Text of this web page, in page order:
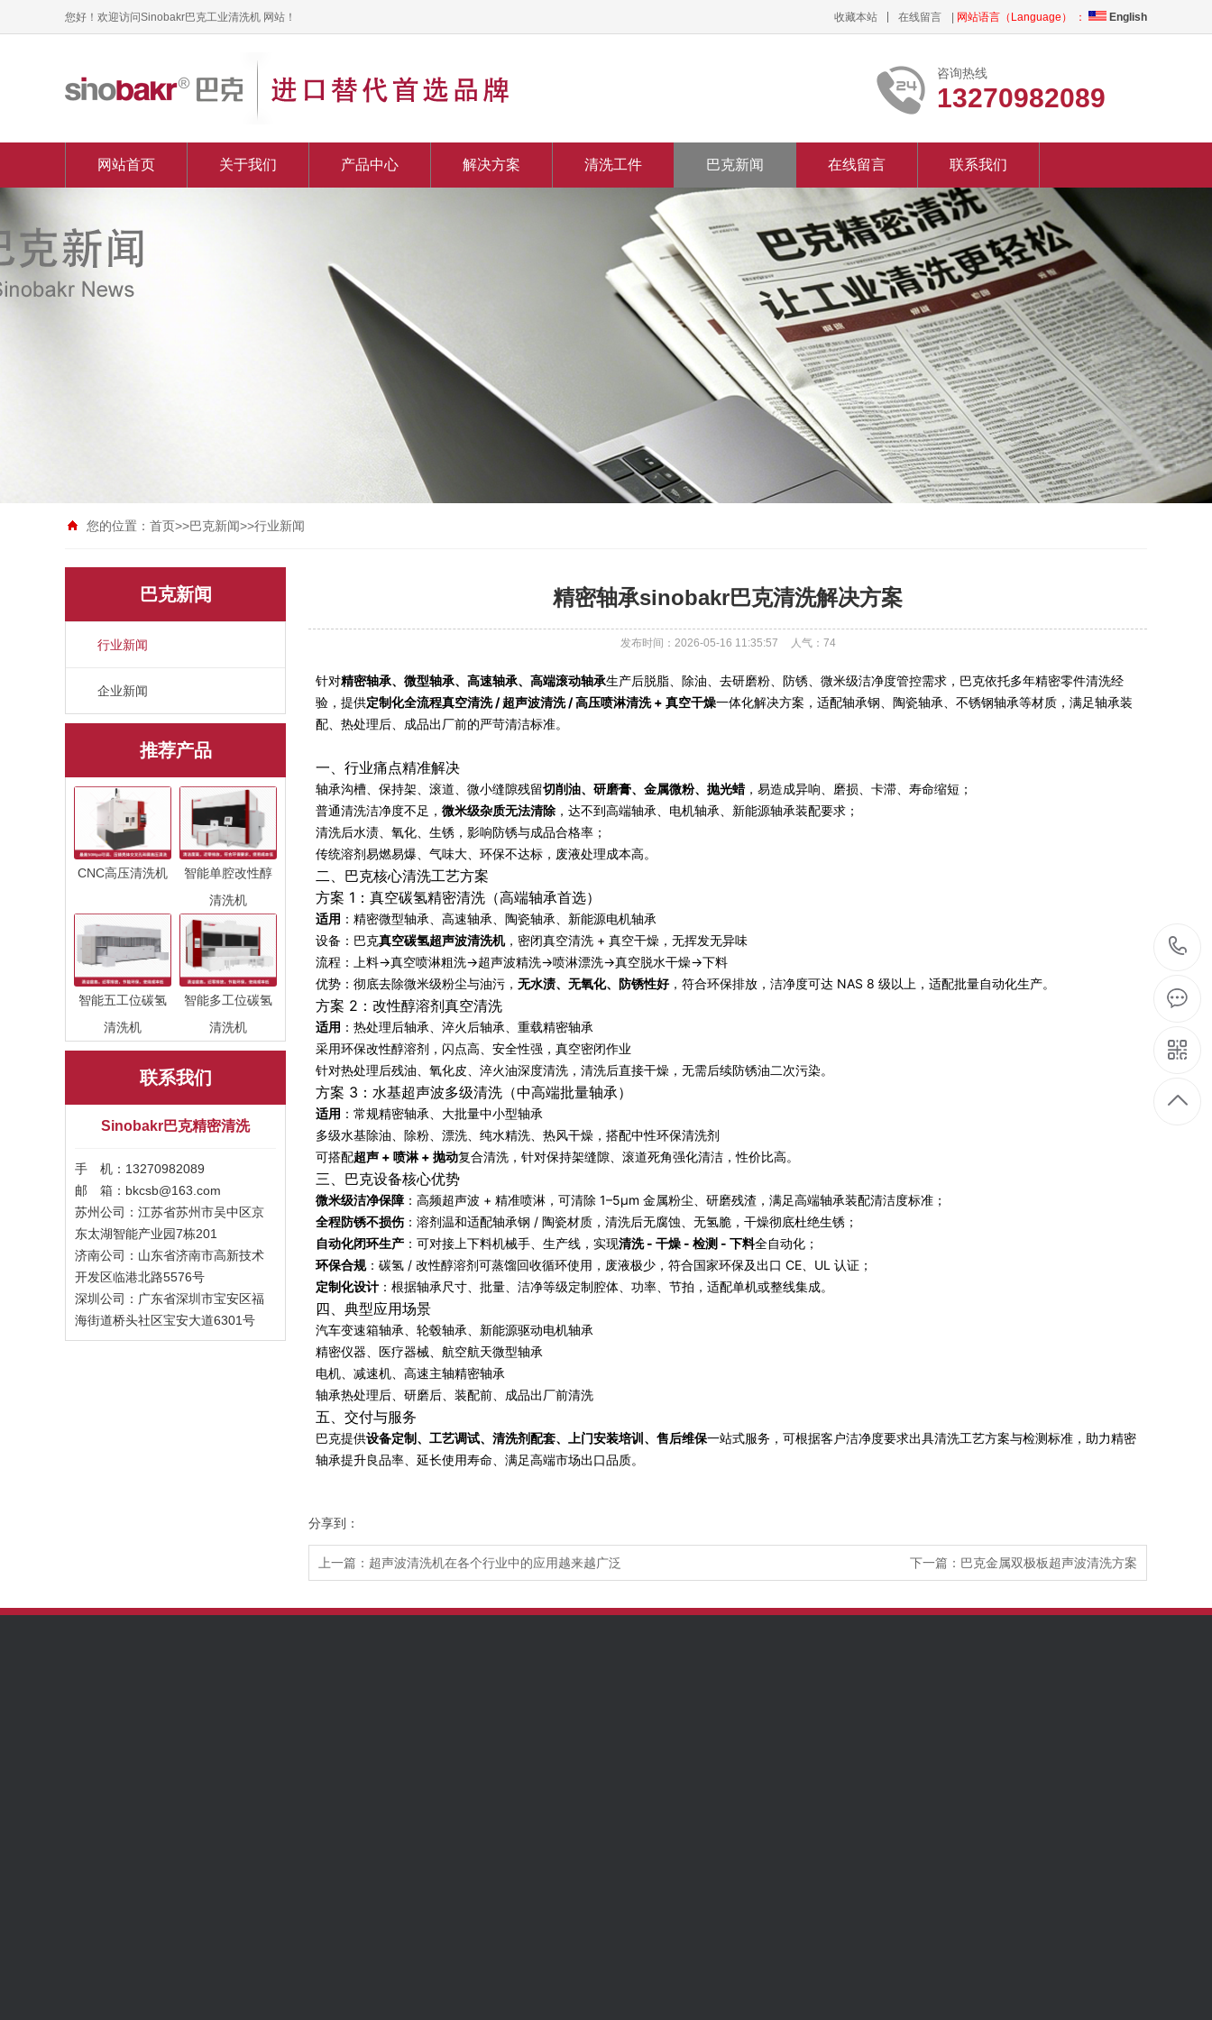
您好！欢迎访问Sinobakr巴克工业清洗机 网站！ 收藏本站 在线留言 网站语言（Language） ： English
咨询热线
13270982089
网站首页 关于我们 产品中心 解决方案 清洗工件 巴克新闻 在线留言 联系我们
您的位置： 首页>>巴克新闻>>行业新闻
巴克新闻
行业新闻
企业新闻
推荐产品
CNC高压清洗机
智能单腔改性醇
清洗机
智能五工位碳氢
清洗机
智能多工位碳氢
清洗机
联系我们
Sinobakr巴克精密清洗
手 机：13270982089
邮 箱：bkcsb@163.com
苏州公司：江苏省苏州市吴中区京
东太湖智能产业园7栋201
济南公司：山东省济南市高新技术
开发区临港北路5576号
深圳公司：广东省深圳市宝安区福
海街道桥头社区宝安大道6301号
精密轴承sinobakr巴克清洗解决方案
发布时间：2026-05-16 11:35:57 人气： 74
针对精密轴承、微型轴承、高速轴承、高端滚动轴承生产后脱脂、除油、去研磨粉、防锈、微米级洁净度管控需求，巴克依托多年精密零件清洗经
验，提供定制化全流程真空清洗 / 超声波清洗 / 高压喷淋清洗 + 真空干燥一体化解决方案，适配轴承钢、陶瓷轴承、不锈钢轴承等材质，满足轴承装
配、热处理后、成品出厂前的严苛清洁标准。
一、行业痛点精准解决
轴承沟槽、保持架、滚道、微小缝隙残留切削油、研磨膏、金属微粉、抛光蜡，易造成异响、磨损、卡滞、寿命缩短；
普通清洗洁净度不足， 微米级杂质无法清除 ，达不到高端轴承、电机轴承、新能源轴承装配要求；
清洗后水渍、氧化、生锈，影响防锈与成品合格率；
传统溶剂易燃易爆、气味大、环保不达标，废液处理成本高。
二、巴克核心清洗工艺方案
方案 1：真空碳氢精密清洗（高端轴承首选）
适用 ：精密微型轴承、高速轴承、陶瓷轴承、新能源电机轴承
设备：巴克真空碳氢超声波清洗机，密闭真空清洗 + 真空干燥，无挥发无异味
流程：上料→真空喷淋粗洗→超声波精洗→喷淋漂洗→真空脱水干燥→下料
优势：彻底去除微米级粉尘与油污， 无水渍、无氧化、防锈性好，符合环保排放，洁净度可达 NAS 8 级以上，适配批量自动化生产。
方案 2：改性醇溶剂真空清洗
适用 ：热处理后轴承、淬火后轴承、重载精密轴承
采用环保改性醇溶剂，闪点高、安全性强，真空密闭作业
针对热处理后残油、氧化皮、淬火油深度清洗，清洗后直接干燥，无需后续防锈油二次污染。
方案 3：水基超声波多级清洗（中高端批量轴承）
适用 ：常规精密轴承、大批量中小型轴承
多级水基除油、除粉、漂洗、纯水精洗、热风干燥，搭配中性环保清洗剂
可搭配超声 + 喷淋 + 抛动复合清洗，针对保持架缝隙、滚道死角强化清洁，性价比高。
三、巴克设备核心优势
微米级洁净保障 ：高频超声波 + 精准喷淋，可清除 1–5μm 金属粉尘、研磨残渣，满足高端轴承装配清洁度标准；
全程防锈不损伤：溶剂温和适配轴承钢 / 陶瓷材质，清洗后无腐蚀、无氢脆，干燥彻底杜绝生锈；
自动化闭环生产 ：可对接上下料机械手、生产线，实现清洗 - 干燥 - 检测 - 下料全自动化；
环保合规：碳氢 / 改性醇溶剂可蒸馏回收循环使用，废液极少，符合国家环保及出口 CE、UL 认证；
定制化设计 ：根据轴承尺寸、批量、洁净等级定制腔体、功率、节拍，适配单机或整线集成。
四、典型应用场景
汽车变速箱轴承、轮毂轴承、新能源驱动电机轴承
精密仪器、医疗器械、航空航天微型轴承
电机、减速机、高速主轴精密轴承
轴承热处理后、研磨后、装配前、成品出厂前清洗
五、交付与服务
巴克提供设备定制、工艺调试、清洗剂配套、上门安装培训、售后维保一站式服务，可根据客户洁净度要求出具清洗工艺方案与检测标准，助力精密
轴承提升良品率、延长使用寿命、满足高端市场出口品质。
分享到：
上一篇： 超声波清洗机在各个行业中的应用越来越广泛 下一篇： 巴克金属双极板超声波清洗方案